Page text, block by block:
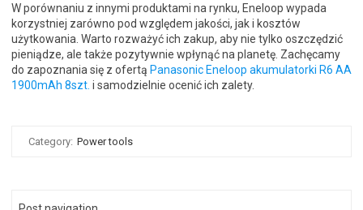
W porównaniu z innymi produktami na rynku, Eneloop wypada
korzystniej zarówno pod względem jakości, jak i kosztów
użytkowania. Warto rozważyć ich zakup, aby nie tylko oszczędzić
pieniądze, ale także pozytywnie wpłynąć na planetę. Zachęcamy
do zapoznania się z ofertą Panasonic Eneloop akumulatorki R6 AA
1900mAh 8szt. i samodzielnie ocenić ich zalety.
Category: Power tools